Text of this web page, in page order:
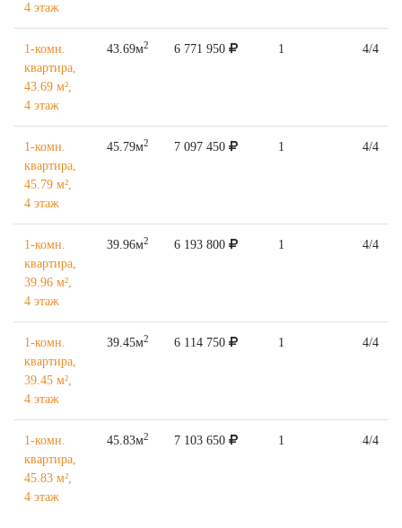
4 этаж
1-комн.
квартира,
43.69 м²,
4 этаж
43.69м2 6 771 950 1 4/4
1-комн.
квартира,
45.79 м²,
4 этаж
45.79м2 7 097 450 1 4/4
1-комн.
квартира,
39.96 м²,
4 этаж
39.96м2 6 193 800 1 4/4
1-комн.
квартира,
39.45 м²,
4 этаж
39.45м2 6 114 750 1 4/4
1-комн.
квартира,
45.83 м²,
4 этаж
45.83м2 7 103 650 1 4/4